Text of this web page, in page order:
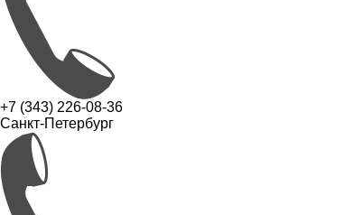
+7 (343) 226-08-36
Санкт-Петербург